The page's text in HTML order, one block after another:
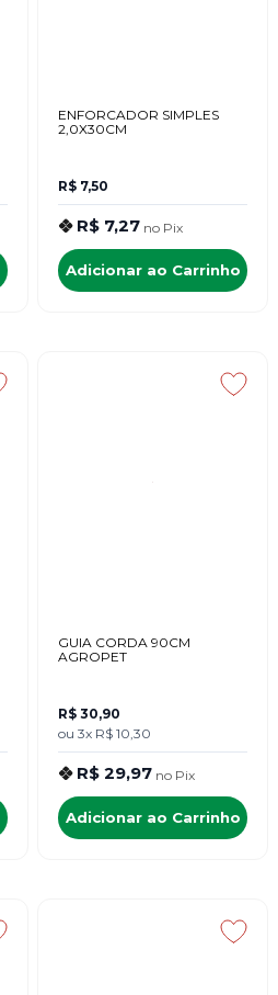
ENFORCADOR SIMPLES
2,0X30CM
R$ 7,50
R$ 7,27 no Pix
Adicionar ao Carrinho
GUIA CORDA 90CM
AGROPET
R$ 30,90
ou 3x R$ 10,30
R$ 29,97 no Pix
Adicionar ao Carrinho